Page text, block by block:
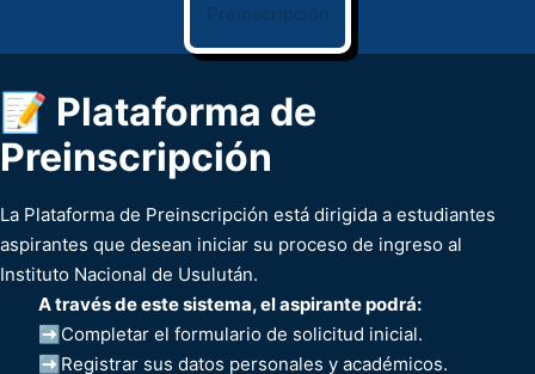
Preinscripción
📝 Plataforma de
Preinscripción
La Plataforma de Preinscripción está dirigida a estudiantes
aspirantes que desean iniciar su proceso de ingreso al
Instituto Nacional de Usulután.
A través de este sistema, el aspirante podrá:
➡️Completar el formulario de solicitud inicial.
➡️Registrar sus datos personales y académicos.